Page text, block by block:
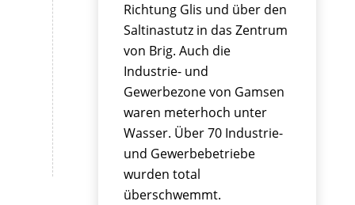
Richtung Glis und über den
Saltinastutz in das Zentrum
von Brig. Auch die
Industrie- und
Gewerbezone von Gamsen
waren meterhoch unter
Wasser. Über 70 Industrie-
und Gewerbebetriebe
wurden total
überschwemmt.